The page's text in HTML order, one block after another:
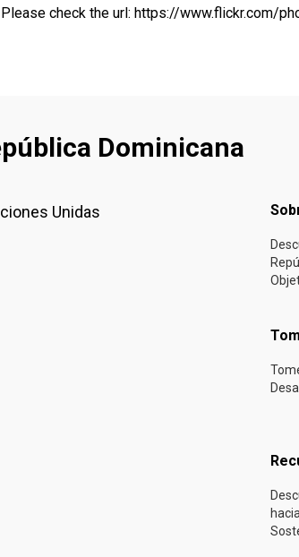
check the url: https://www.flickr.com/
Dominicana
Unidas